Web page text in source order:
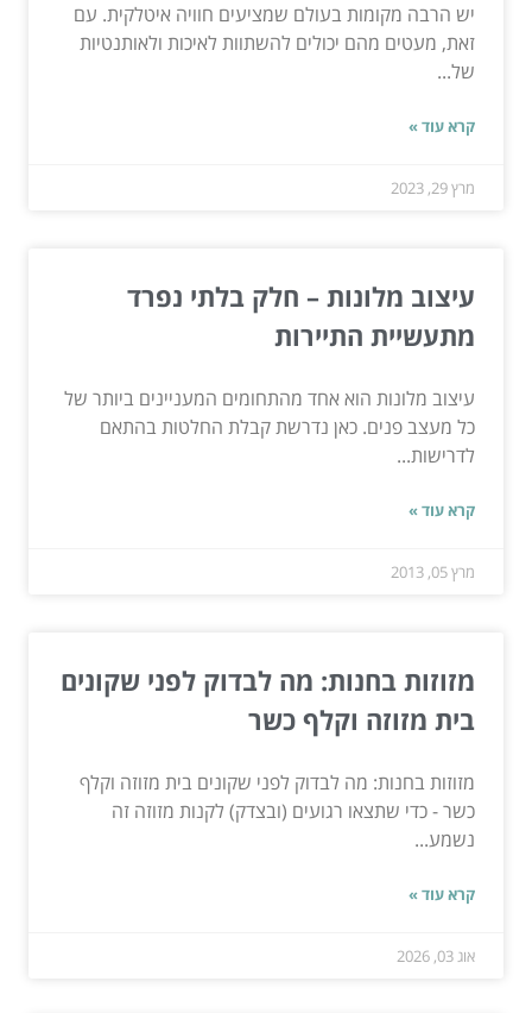
יש הרבה מקומות בעולם שמציעים חוויה איטלקית. עם
זאת, מעטים מהם יכולים להשתוות לאיכות ולאותנטיות
של...
קרא עוד »
מרץ 29, 2023
עיצוב מלונות – חלק בלתי נפרד
מתעשיית התיירות
עיצוב מלונות הוא אחד מהתחומים המעניינים ביותר של
כל מעצב פנים. כאן נדרשת קבלת החלטות בהתאם
לדרישות...
קרא עוד »
מרץ 05, 2013
מזוזות בחנות: מה לבדוק לפני שקונים
בית מזוזה וקלף כשר
מזוזות בחנות: מה לבדוק לפני שקונים בית מזוזה וקלף
כשר - כדי שתצאו רגועים (ובצדק) לקנות מזוזה זה
נשמע...
קרא עוד »
אוג 03, 2026